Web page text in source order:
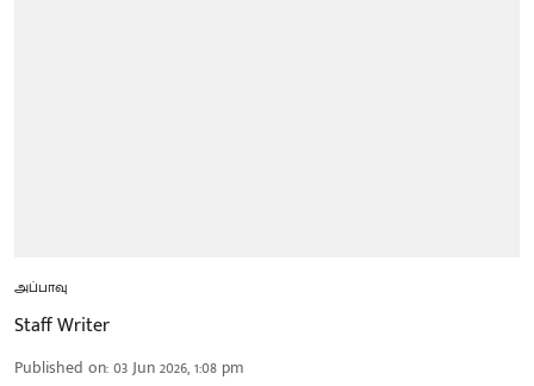
அப்பாவு
Staff Writer
Published on:03 Jun 2026, 1:08 pm